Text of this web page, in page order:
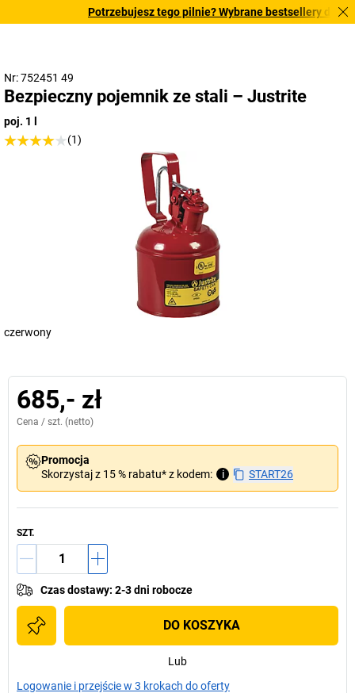
Potrzebujesz tego pilnie? Wybrane bestsellery
Nr: 752451 49
Bezpieczny pojemnik ze stali – Justrite
poj. 1 l
(1)
czerwony
685,- zł
Cena / szt. (netto)
Promocja
Skorzystaj z 15 % rabatu* z kodem:
i START26
SZT.
Czas dostawy: 2-3 dni robocze
DO KOSZYKA
Lub
Logowanie i przejście w 3 krokach do oferty